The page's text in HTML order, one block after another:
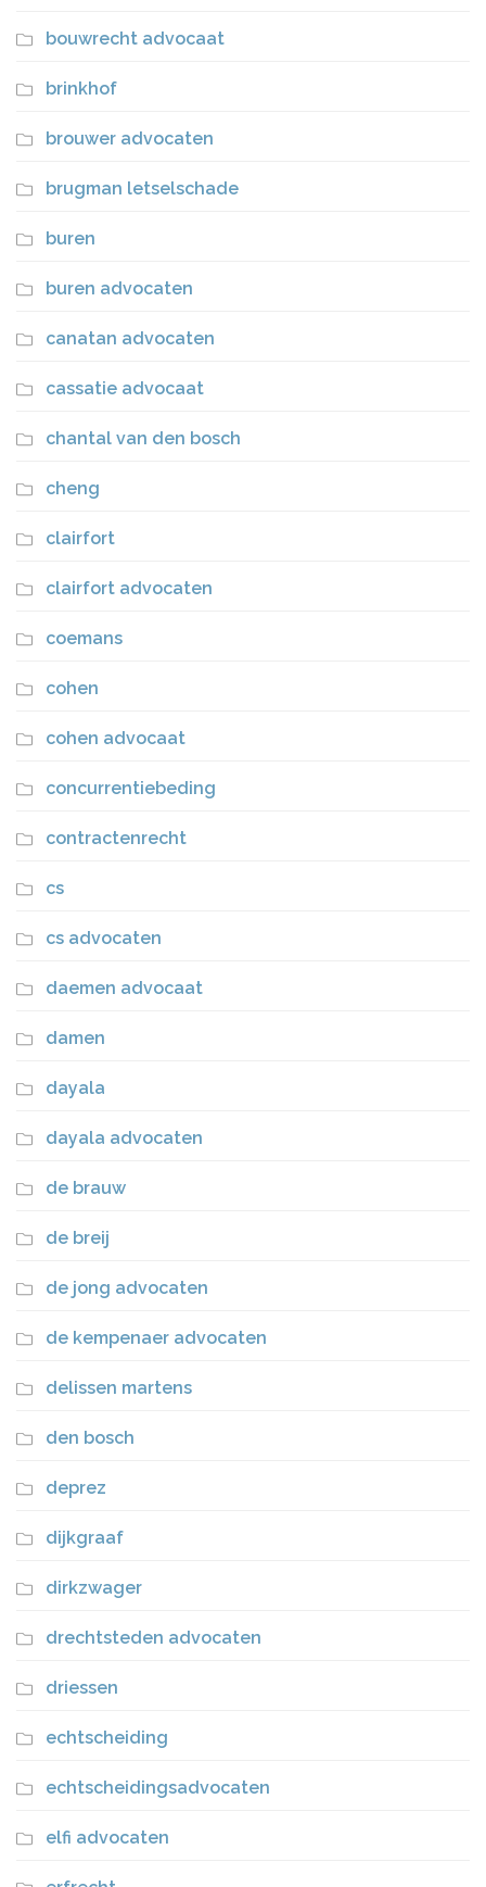
bouwrecht advocaat
brinkhof
brouwer advocaten
brugman letselschade
buren
buren advocaten
canatan advocaten
cassatie advocaat
chantal van den bosch
cheng
clairfort
clairfort advocaten
coemans
cohen
cohen advocaat
concurrentiebeding
contractenrecht
cs
cs advocaten
daemen advocaat
damen
dayala
dayala advocaten
de brauw
de breij
de jong advocaten
de kempenaer advocaten
delissen martens
den bosch
deprez
dijkgraaf
dirkzwager
drechtsteden advocaten
driessen
echtscheiding
echtscheidingsadvocaten
elfi advocaten